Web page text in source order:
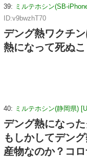
39: ミルテホシン(SB-
ID:v9bwzhT70
デング熱ワクチ
熱になって死ぬ
40: ミルテホシン(静岡県)
デング熱になっ
もしかしてデン
産物なのか？コ